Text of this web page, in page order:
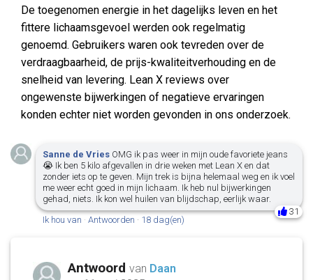
De toegenomen energie in het dagelijks leven en het
fittere lichaamsgevoel werden ook regelmatig
genoemd. Gebruikers waren ook tevreden over de
verdraagbaarheid, de prijs-kwaliteitverhouding en de
snelheid van levering. Lean X reviews over
ongewenste bijwerkingen of negatieve ervaringen
konden echter niet worden gevonden in ons onderzoek.
Sanne de Vries OMG ik pas weer in mijn oude favoriete jeans
😭 Ik ben 5 kilo afgevallen in drie weken met Lean X en dat
zonder iets op te geven. Mijn trek is bijna helemaal weg en ik voel
me weer echt goed in mijn lichaam. Ik heb nul bijwerkingen
gehad, niets. Ik kon wel huilen van blijdschap, eerlijk waar.
31
Ik hou van · Antwoorden · 18 dag(en)
Antwoord van Daan